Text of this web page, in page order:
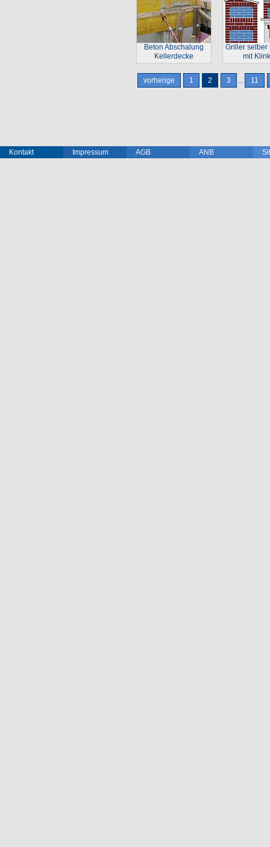
Beton Abschalung
Kellerdecke
Griller selber
mit
vorherige 1 2 3 ... 11
Kontakt Impressum AGB ANB